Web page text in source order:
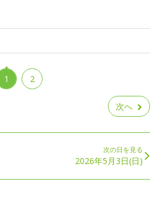
1 2
次へ
次の日を見る
2026年5月3日(日)